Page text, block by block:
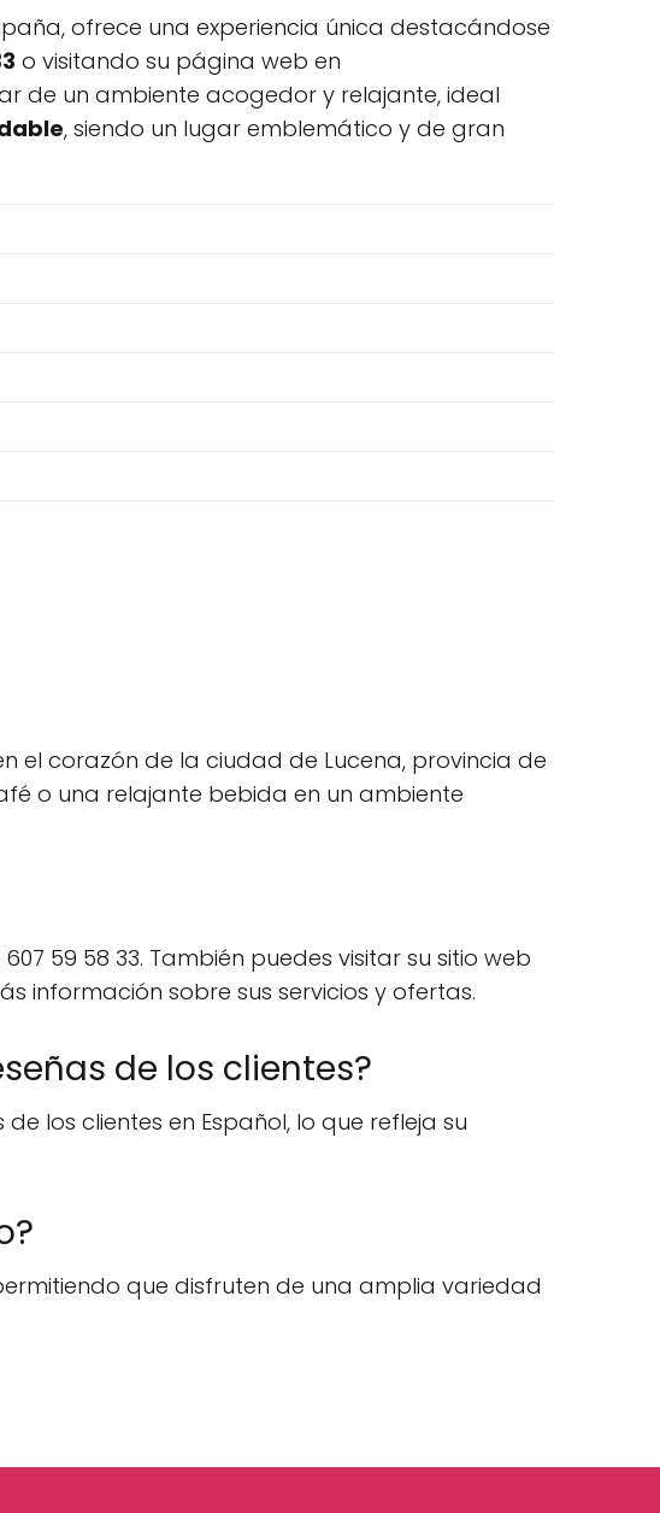
ofrece una experiencia única destacándose
o visitando su página web en
de un ambiente acogedor y relajante, ideal
, siendo un lugar emblemático y de gran
el corazón de la ciudad de Lucena, provincia de
o una relajante bebida en un ambiente
59 58 33. También puedes visitar su sitio web
información sobre sus servicios y ofertas.
de los clientes?
los clientes en Español, lo que refleja su
que disfruten de una amplia variedad